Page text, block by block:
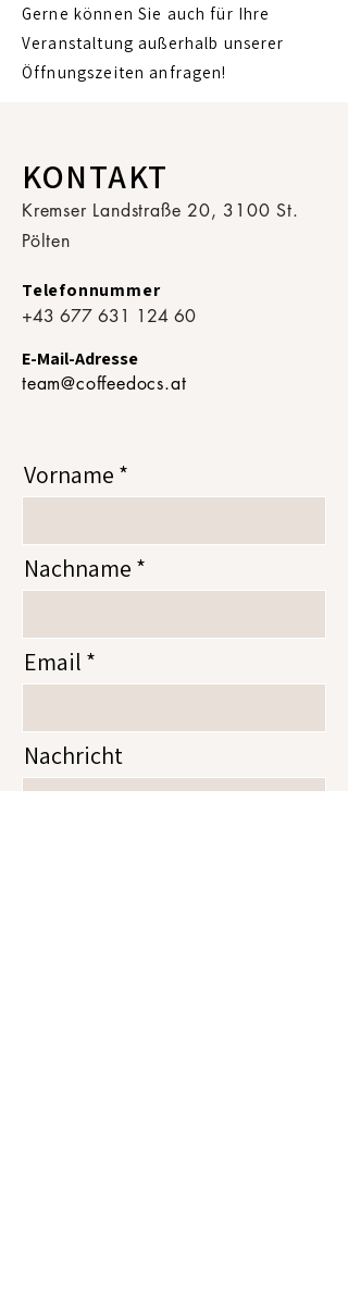
Gerne können Sie auch für Ihre
Veranstaltung außerhalb unserer
Öffnungszeiten anfragen!
KONTAKT
Kremser Landstraße 20, 3100 St.
Pölten
Telefonnummer
+43 677 631 124 60
E-Mail-Adresse
team@coffeedocs.at
Vorname
Nachname
Email
Nachricht